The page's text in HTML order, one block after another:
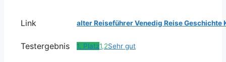
Link alter Reiseführer Venedig Reise Geschichte
Testergebnis 1. Platz1,2Sehr gut